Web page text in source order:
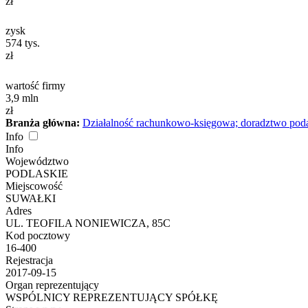
zysk
574 tys.
zł
wartość firmy
3,9 mln
zł
Branża główna: Działalność rachunkowo-księgowa; doradztwo
Info
Info
Województwo
PODLASKIE
Miejscowość
SUWAŁKI
Adres
UL. TEOFILA NONIEWICZA, 85C
Kod pocztowy
16-400
Rejestracja
2017-09-15
Organ reprezentujący
WSPÓLNICY REPREZENTUJĄCY SPÓŁKĘ